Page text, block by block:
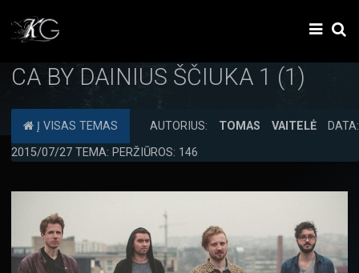
CA BY DAINIUS ŠČIUKA 1 (1)
Į VISAS TEMAS AUTORIUS: TOMAS VAITELĖ DATA:
2015/07/27 TEMA: PERŽIŪROS: 146